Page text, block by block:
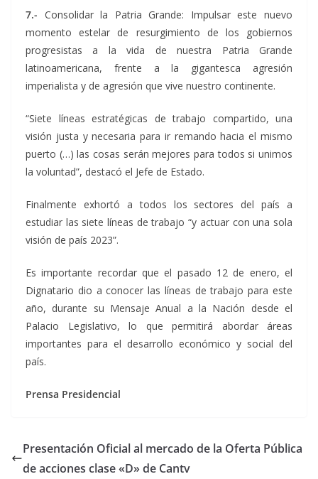
7.- Consolidar la Patria Grande: Impulsar este nuevo
momento estelar de resurgimiento de los gobiernos
progresistas a la vida de nuestra Patria Grande
latinoamericana, frente a la gigantesca agresión
imperialista y de agresión que vive nuestro continente.
“Siete líneas estratégicas de trabajo compartido, una
visión justa y necesaria para ir remando hacia el mismo
puerto (…) las cosas serán mejores para todos si unimos
la voluntad”, destacó el Jefe de Estado.
Finalmente exhortó a todos los sectores del país a
estudiar las siete líneas de trabajo “y actuar con una sola
visión de país 2023”.
Es importante recordar que el pasado 12 de enero, el
Dignatario dio a conocer las líneas de trabajo para este
año, durante su Mensaje Anual a la Nación desde el
Palacio Legislativo, lo que permitirá abordar áreas
importantes para el desarrollo económico y social del
país.
Prensa Presidencial
Presentación Oficial al mercado de la Oferta Pública
de acciones clase «D» de Cantv